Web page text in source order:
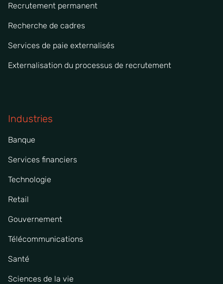
Recrutement permanent
Recherche de cadres
Services de paie externalisés
Externalisation du processus de recrutement
Industries
Banque
Services financiers
Technologie
Retail
Gouvernement
Télécommunications
Santé
Sciences de la vie